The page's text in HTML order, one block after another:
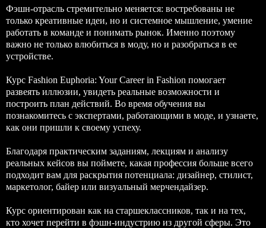
Фэшн-отрасль стремительно меняется: востребованы не
только креативные идеи, но и системное мышление, умение
работать в команде и понимать рынок. Именно поэтому
важно не только влюбиться в моду, но и разобраться в ее
устройстве.
Курс Fashion Euphoria: Your Career in Fashion помогает
развеять иллюзии, увидеть реальные возможности и
построить план действий. Во время обучения вы
познакомитесь с экспертами, работающими в моде, и узнаете,
как они пришли к своему успеху.
Благодаря практическим заданиям, лекциям и анализу
реальных кейсов вы поймете, какая профессия больше всего
подходит вам для раскрытия потенциала: дизайнер, стилист,
маркетолог, байер или визуальный мерчендайзер.
Курс ориентирован как на старшеклассников, так и на тех,
кто хочет перейти в фэшн-индустрию из другой сферы. Это